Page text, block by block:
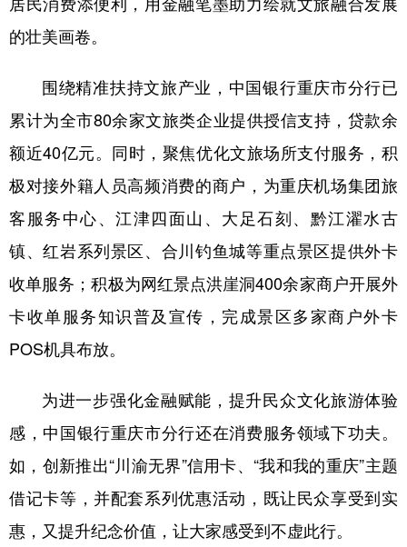
的壮美画卷。
围绕精准扶持文旅产业，中国银行重庆市分行已
累计为全市80余家文旅类企业提供授信支持，贷款余
额近40亿元。同时，聚焦优化文旅场所支付服务，积
极对接外籍人员高频消费的商户，为重庆机场集团旅
客服务中心、江津四面山、大足石刻、黔江濯水古
镇、红岩系列景区、合川钓鱼城等重点景区提供外卡
收单服务；积极为网红景点洪崖洞400余家商户开展外
卡收单服务知识普及宣传，完成景区多家商户外卡
POS机具布放。
为进一步强化金融赋能，提升民众文化旅游体验
感，中国银行重庆市分行还在消费服务领域下功夫。
如，创新推出“川渝无界”信用卡、“我和我的重庆”主题
借记卡等，并配套系列优惠活动，既让民众享受到实
惠，又提升纪念价值，让大家感受到不虚此行。